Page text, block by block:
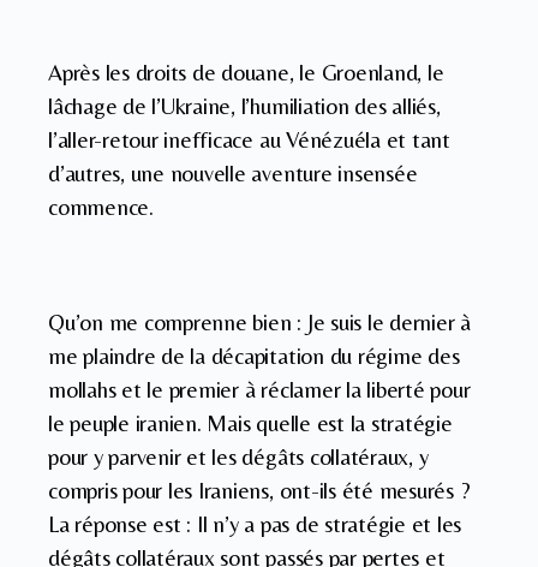
Après les droits de douane, le Groenland, le
lâchage de l’Ukraine, l’humiliation des alliés,
l’aller-retour inefficace au Vénézuéla et tant
d’autres, une nouvelle aventure insensée
commence.
Qu’on me comprenne bien : Je suis le dernier à
me plaindre de la décapitation du régime des
mollahs et le premier à réclamer la liberté pour
le peuple iranien. Mais quelle est la stratégie
pour y parvenir et les dégâts collatéraux, y
compris pour les Iraniens, ont-ils été mesurés ?
La réponse est : Il n’y a pas de stratégie et les
dégâts collatéraux sont passés par pertes et